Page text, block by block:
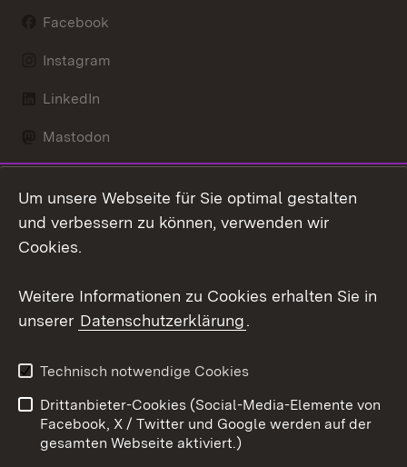
Facebook
Instagram
LinkedIn
Mastodon
X / Twitter
Youtube
Kontakt
Datenschutz
Barrierefreiheit
Impressum Cookies
Um unsere Webseite für Sie optimal gestalten
und verbessern zu können, verwenden wir
Cookies.
Weitere Informationen zu Cookies erhalten Sie in
unserer Datenschutzerklärung.
Technisch notwendige Cookies
Drittanbieter-Cookies (Social-Media-Elemente von
Facebook, X / Twitter und Google werden auf der
gesamten Webseite aktiviert.)